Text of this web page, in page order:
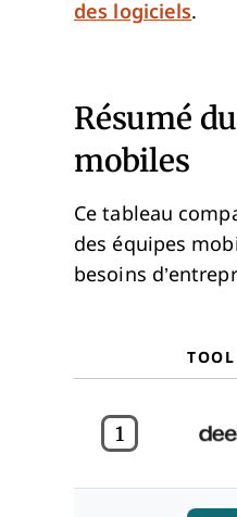
des logiciels.
Résumé
mobiles
Ce tableau
des équipes
besoins
TOOL
1